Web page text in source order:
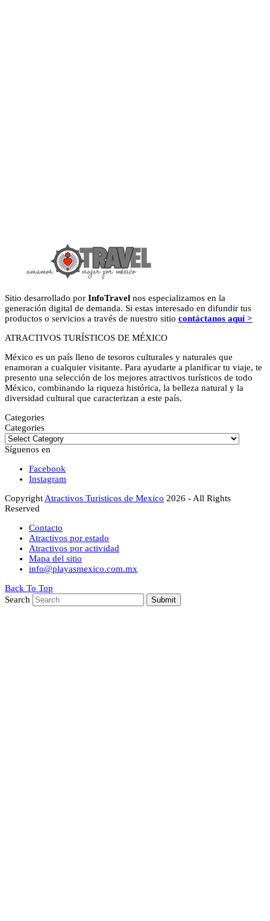
Sitio desarrollado por InfoTravel nos especializamos en la
generación digital de demanda. Si estas interesado en difundir tus
productos o servicios a través de nuestro sitio contáctanos aquí >
ATRACTIVOS TURÍSTICOS DE MÉXICO
México es un país lleno de tesoros culturales y naturales que
enamoran a cualquier visitante. Para ayudarte a planificar tu viaje, te
presento una selección de los mejores atractivos turísticos de todo
México, combinando la riqueza histórica, la belleza natural y la
diversidad cultural que caracterizan a este país.
Categories
Categories
Síguenos en
Facebook
Instagram
Copyright Atractivos Turisticos de Mexico 2026 - All Rights
Reserved
Contacto
Atractivos por estado
Atractivos por actividad
Mapa del sitio
info@playasmexico.com.mx
Back To Top
Search
Submit